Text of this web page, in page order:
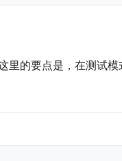
里的要点是，在测试模